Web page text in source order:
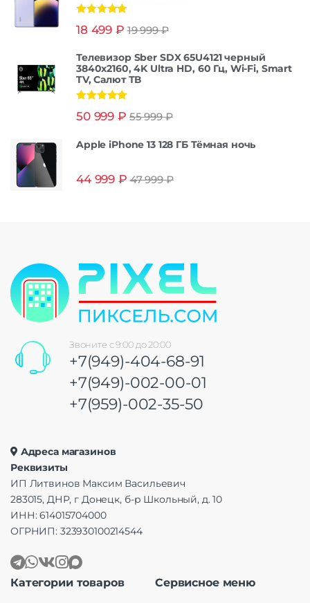
из 5
18 499 ₽ 19 999₽
Телевизор Sber SDX 65U4121 черный
3840x2160, 4K Ultra HD, 60 Гц, Wi-Fi, Smart
TV, Салют ТВ
из 5
50 999 ₽ 55 999₽
Apple iPhone 13 128 ГБ Тёмная ночь
44 999 ₽ 47 999₽
Звоните с 9:00 до 20:00
+7(949)-404-68-91
+7(949)-002-00-01
+7(959)-002-35-50
Адреса магазинов
Реквизиты
ИП Литвинов Максим Васильевич
283015, ДНР, г Донецк, б-р Школьный, д. 10
ИНН: 614015704000
ОГРНИП: 323930100214544
Категории товаров Сервисное меню